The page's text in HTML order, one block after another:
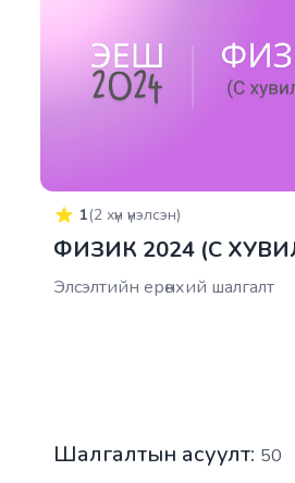
1(2 хүн үнэлсэн)
ФИЗИК 2024 (C
Элсэлтийн ерөнхий шалгалт
Шалгалтын асуулт: 50